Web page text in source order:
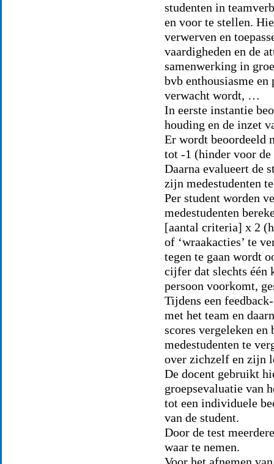
studenten in
en voor te stellen.
verwerven en
vaardigheden en de
samenwerking in
bvb enthousiasme
verwacht wordt, …
In eerste instantie
houding en de inzet
Er wordt beoordeeld
tot -1 (hinder voor de
Daarna evalueert de
zijn medestudenten
Per student worden
medestudenten
[aantal criteria] x 2
of ‘wraakacties’ te
tegen te gaan wordt
cijfer dat slechts één
persoon voorkomt,
Tijdens een
met het team en
scores vergeleken en
medestudenten te
over zichzelf en zijn
De docent gebruikt
groepsevaluatie van
tot een individuele
van de student.
Door de test
waar te nemen.